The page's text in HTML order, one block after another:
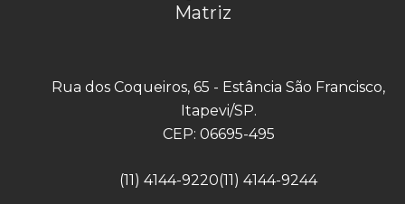
Matriz
Rua dos Coqueiros, 65 - Estância São Francisco,
Itapevi/SP.
CEP: 06695-495
(11) 4144-9220(11) 4144-9244